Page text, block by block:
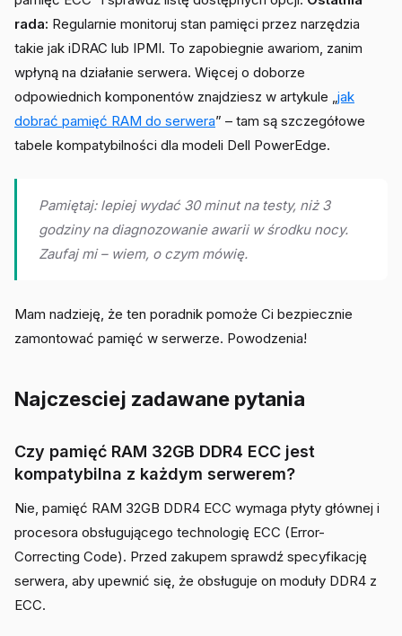
rada: Regularnie monitoruj stan pamięci przez narzędzia
takie jak iDRAC lub IPMI. To zapobiegnie awariom, zanim
wpłyną na działanie serwera. Więcej o doborze
odpowiednich komponentów znajdziesz w artykule „jak
dobrać pamięć RAM do serwera” – tam są szczegółowe
tabele kompatybilności dla modeli Dell PowerEdge.
Pamiętaj: lepiej wydać 30 minut na testy, niż 3
godziny na diagnozowanie awarii w środku nocy.
Zaufaj mi – wiem, o czym mówię.
Mam nadzieję, że ten poradnik pomoże Ci bezpiecznie
zamontować pamięć w serwerze. Powodzenia!
Najczesciej zadawane pytania
Czy pamięć RAM 32GB DDR4 ECC jest
kompatybilna z każdym serwerem?
Nie, pamięć RAM 32GB DDR4 ECC wymaga płyty głównej i
procesora obsługującego technologię ECC (Error-
Correcting Code). Przed zakupem sprawdź specyfikację
serwera, aby upewnić się, że obsługuje on moduły DDR4 z
ECC.